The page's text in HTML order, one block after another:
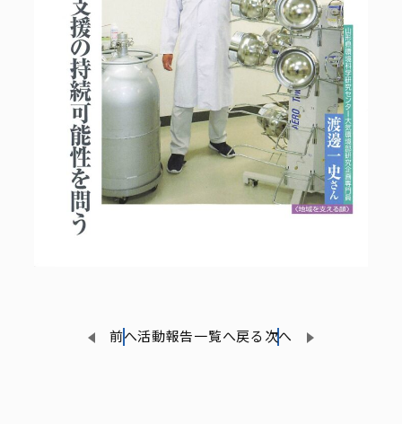
前へ活動報告一覧へ戻る次へ